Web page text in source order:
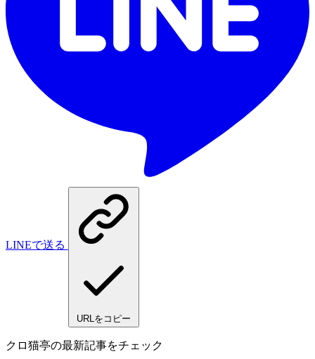
LINEで送る
URLをコピー
クロ猫亭の最新記事をチェック